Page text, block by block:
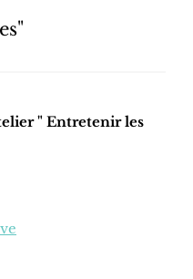
" Entretenir les